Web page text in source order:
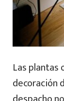
Las plantas
decoración